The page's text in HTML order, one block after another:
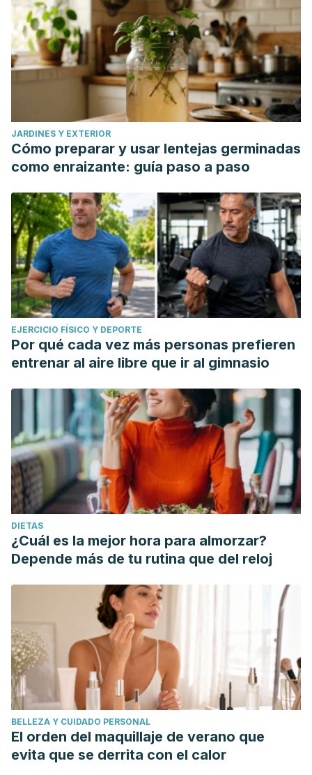
JARDINES Y EXTERIOR
Cómo preparar y usar lentejas germinadas
como enraizante: guía paso a paso
EJERCICIO FÍSICO Y DEPORTE
Por qué cada vez más personas prefieren
entrenar al aire libre que ir al gimnasio
DIETAS
¿Cuál es la mejor hora para almorzar?
Depende más de tu rutina que del reloj
BELLEZA Y CUIDADO PERSONAL
El orden del maquillaje de verano que
evita que se derrita con el calor